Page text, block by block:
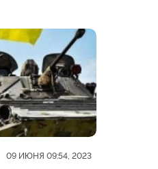
09 ИЮНЯ 09:54, 2023